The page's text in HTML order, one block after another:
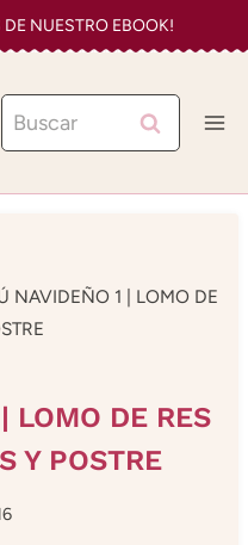
NUESTRO EBOOK!
Buscar:
NAVIDEÑO 1 | LOMO DE
LOMO DE RES
Y POSTRE